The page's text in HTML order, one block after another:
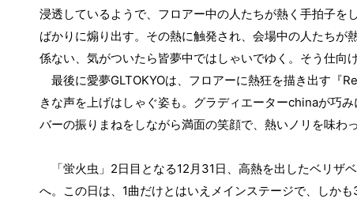
浸透しているようで、フロアー中の人たちが熱く手拍子を
ばかりに煽り出す。その熱に触発され、会場中の人たちが
係ない、気がついたら皆夢中ではしゃいでゆく。そう仕向
最後に愛夢GLTOKYOは、フロアーに熱狂を描き出す『
きな声を上げはしゃぐ姿も。グラディエーターchinaが巧
バーの振りまねをしながら満面の笑顔で、熱いノリを味わっ
「蛍火虫」 2 日目となる12 月 31 日、高熱を出したベリザ
へ。この日は、 1曲だけとはいえメインステージで、しかも